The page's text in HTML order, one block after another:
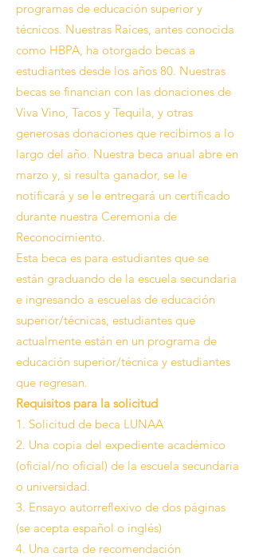
programas de educación superior y
técnicos. Nuestras Raíces, antes conocida
como HBPA, ha otorgado becas a
estudiantes desde los años 80. Nuestras
becas se financian con las donaciones de
Viva Vino, Tacos y Tequila, y otras
generosas donaciones que recibimos a lo
largo del año. Nuestra beca anual abre en
marzo y, si resulta ganador, se le
notificará y se le entregará un certificado
durante nuestra Ceremonia de
Reconocimiento.
Esta beca es para estudiantes que se
están graduando de la escuela secundaria
e ingresando a escuelas de educación
superior/técnicas, estudiantes que
actualmente están en un programa de
educación superior/técnica y estudiantes
que regresan.
Requisitos para la solicitud
1. Solicitud de beca LUNAA
2. Una copia del expediente académico
(oficial/no oficial) de la escuela secundaria
o universidad.
3. Ensayo autorreflexivo de dos páginas
(se acepta español o inglés)
4. Una carta de recomendación